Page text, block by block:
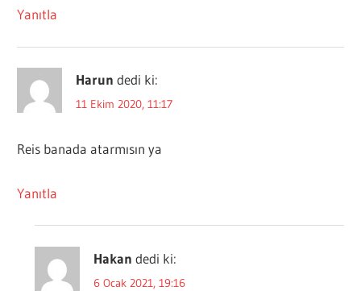
Yanıtla
Harun dedi ki:
11 Ekim 2020, 11:17
Reis banada atarmısın ya
Yanıtla
Hakan dedi ki:
6 Ocak 2021, 19:16